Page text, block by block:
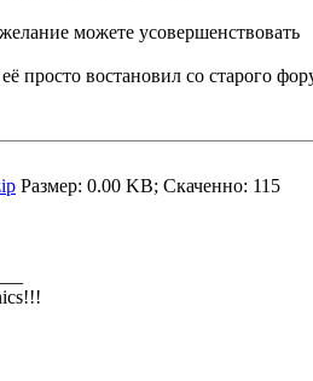
можете усовершенствовать
её просто востановил со старого
Размер: 0.00 KB; Скаченно: 115